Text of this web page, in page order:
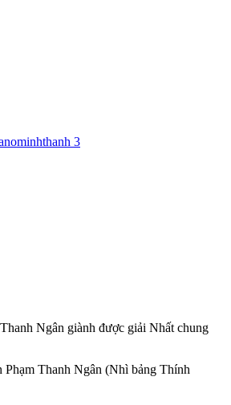
Ngân giành được giải Nhất chung
Thanh Ngân (Nhì bảng Thính